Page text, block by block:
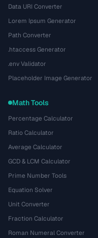
Data URI Converter
Lorem Ipsum Generator
Path Converter
.htaccess Generator
.env Validator
Placeholder Image Generator
Math Tools
Percentage Calculator
Ratio Calculator
Average Calculator
GCD & LCM Calculator
Prime Number Tools
Equation Solver
Unit Converter
Fraction Calculator
Roman Numeral Converter